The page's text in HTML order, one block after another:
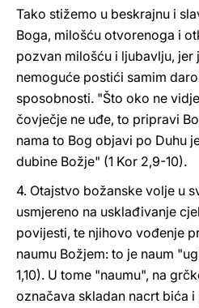
Tako stižemo u beskrajnu i
Boga, milošću otvorenoga i
pozvan milošću i ljubavlju, jer
nemoguće postići samim
sposobnosti. "Što oko ne
čovječje ne uđe, to pripravi
nama to Bog objavi po Duhu
dubine Božje" (1 Kor 2,9-10).
4. Otajstvo božanske volje u
usmjereno na usklađivanje
povijesti, te njihovo vođenje
naumu Božjem: to je naum
1,10). U tome "naumu", na
označava skladan nacrt bića